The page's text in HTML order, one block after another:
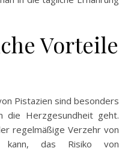
Vorteile
Pistazien sind besonders
die Herzgesundheit geht.
regelmäßige Verzehr von
kann, das Risiko von